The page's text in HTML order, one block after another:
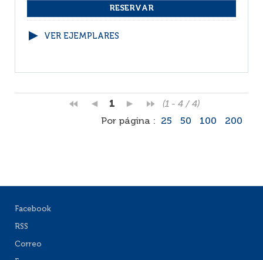
VER EJEMPLARES
1
(1 - 4 / 4)
Por página :
25 50 100 200
Facebook
RSS
Correo